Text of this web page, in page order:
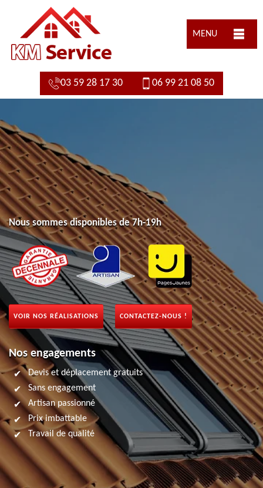
MENU
03 59 28 17 30 06 99 21 08 50
Nous sommes disponibles de 7h-19h
VOIR NOS RÉALISATIONS CONTACTEZ-NOUS !
Nos engagements
Devis et déplacement gratuits
Sans engagement
Artisan passionné
Prix imbattable
Travail de qualité